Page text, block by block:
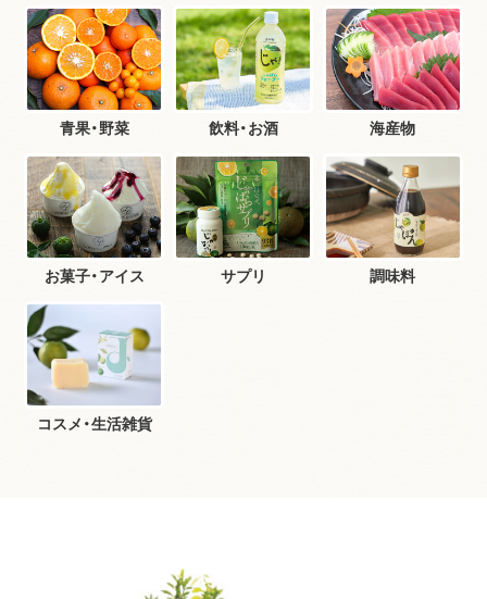
青果・野菜 飲料・お酒 海産物
お菓子・アイス サプリ 調味料
コスメ・生活雑貨